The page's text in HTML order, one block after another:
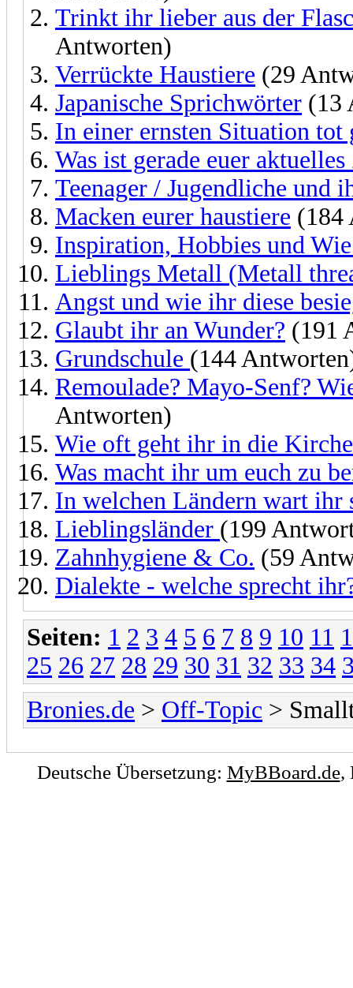
Trinkt ihr lieber aus der
Antworten)
Verrückte Haustiere (29
Japanische Sprichwörter (13
In einer ernsten Situation tot
Was ist gerade euer
Teenager / Jugendliche und
Macken eurer haustiere (184
Inspiration, Hobbies und
Lieblings Metall (Metall
Angst und wie ihr diese
Glaubt ihr an Wunder? (191
Grundschule (144
Remoulade? Mayo-Senf?
Antworten)
Wie oft geht ihr in die Kirche
Was macht ihr um euch zu
In welchen Ländern wart ihr
Lieblingsländer (199
Zahnhygiene & Co. (59
Dialekte - welche sprecht
Seiten: 1 2 3 4 5 6 7 8 9 10 11
25 26 27 28 29 30 31 32 33 34
Bronies.de > Off-Topic >
Deutsche Übersetzung: MyBBoard.de,